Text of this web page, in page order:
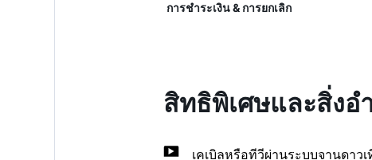
การชำระเงิน & การยกเลิก
สิทธิพิเศษและสิ่ง
เคเบิลหรือทีวีผ่านระบบจานดาวเ